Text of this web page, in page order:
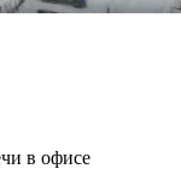
в офисе